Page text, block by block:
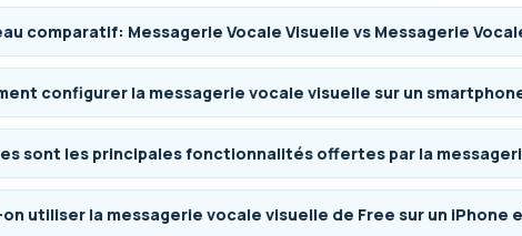
comparatif: Messagerie Vocale Visuelle vs Messagerie
configurer la messagerie vocale visuelle sur un
sont les principales fonctionnalités offertes par la
utiliser la messagerie vocale visuelle de Free sur un iPhone